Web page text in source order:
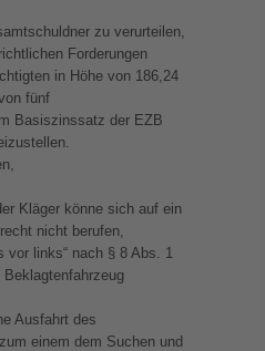
zu verurteilen,
Forderungen
in Höhe von 186,24
fünf
Basiszinssatz der EZB
Kläger könne sich auf ein
nicht berufen,
vor links“ nach § 8 Abs. 1
Ausfahrt des
einem dem Suchen und